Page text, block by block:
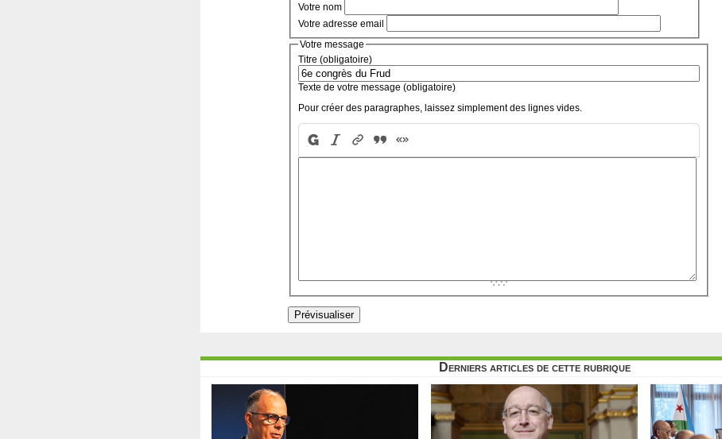
Votre nom
Votre adresse email
Votre message
Titre (obligatoire)
Texte de votre message (obligatoire)
Pour créer des paragraphes, laissez simplement des lignes vides.
Derniers articles de cette rubrique